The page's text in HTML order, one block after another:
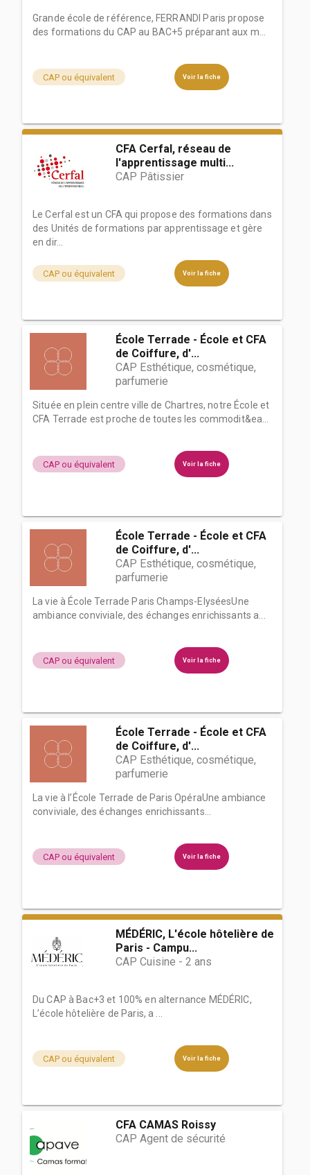
Grande école de référence, FERRANDI Paris propose
des formations du CAP au BAC+5 préparant aux m...
CAP ou équivalent Voir la fiche
CFA Cerfal, réseau de
l'apprentissage multi...
CAP Pâtissier
Le Cerfal est un CFA qui propose des formations dans
des Unités de formations par apprentissage et gère
en dir...
CAP ou équivalent Voir la fiche
École Terrade - École et CFA
de Coiffure, d'...
CAP Esthétique, cosmétique,
parfumerie
Située en plein centre ville de Chartres, notre École et
CFA Terrade est proche de toutes les commodit&ea...
CAP ou équivalent Voir la fiche
École Terrade - École et CFA
de Coiffure, d'...
CAP Esthétique, cosmétique,
parfumerie
La vie à École Terrade Paris Champs-ElyséesUne
ambiance conviviale, des échanges enrichissants a...
CAP ou équivalent Voir la fiche
École Terrade - École et CFA
de Coiffure, d'...
CAP Esthétique, cosmétique,
parfumerie
La vie à l’École Terrade de Paris OpéraUne ambiance
conviviale, des échanges enrichissants...
CAP ou équivalent Voir la fiche
MÉDÉRIC, L'école hôtelière de
Paris - Campu...
CAP Cuisine - 2 ans
Du CAP à Bac+3 et 100% en alternance MÉDÉRIC,
L’école hôtelière de Paris, a ...
CAP ou équivalent Voir la fiche
CFA CAMAS Roissy
CAP Agent de sécurité